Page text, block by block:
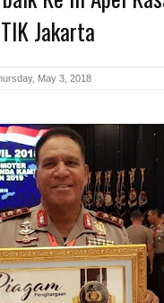
Jakarta
May 3, 2018